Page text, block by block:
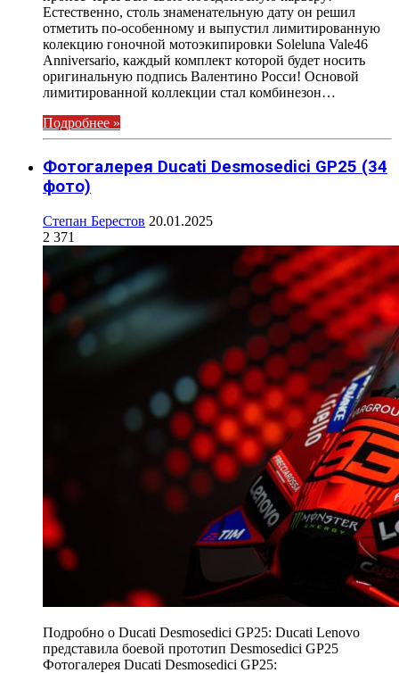
Естественно, столь знаменательную дату он решил
отметить по-особенному и выпустил лимитированную
колекцию гоночной мотоэкипировки Soleluna Vale46
Anniversario, каждый комплект которой будет носить
оригинальную подпись Валентино Росси! Основой
лимитированной коллекции стал комбинезон…
Подробнее »
Фотогалерея Ducati Desmosedici GP25 (34
фото)
Степан Берестов 20.01.2025
2 371
Подробно о Ducati Desmosedici GP25: Ducati Lenovo
представила боевой прототип Desmosedici GP25
Фотогалерея Ducati Desmosedici GP25: